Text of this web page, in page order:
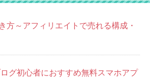
方～アフィリエイトで売れる構成・
グ初心者におすすめ無料スマホアプ